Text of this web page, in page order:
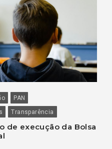
PAN
Transparência
de execução da Bolsa